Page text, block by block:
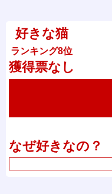
好きな猫
ランキング8位
獲得票なし
なぜ好きなの？